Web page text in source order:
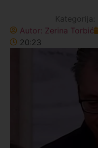
Kategorija:
Autor: Zerina Torbić
20:23